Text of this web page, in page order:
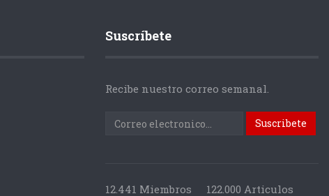
Suscríbete
Recibe nuestro correo semanal.
12.441 Miembros 122.000 Articulos